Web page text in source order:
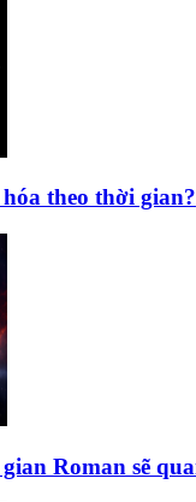
theo thời gian?
Roman sẽ